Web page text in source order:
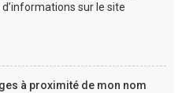
sur le site
à proximité de mon nom